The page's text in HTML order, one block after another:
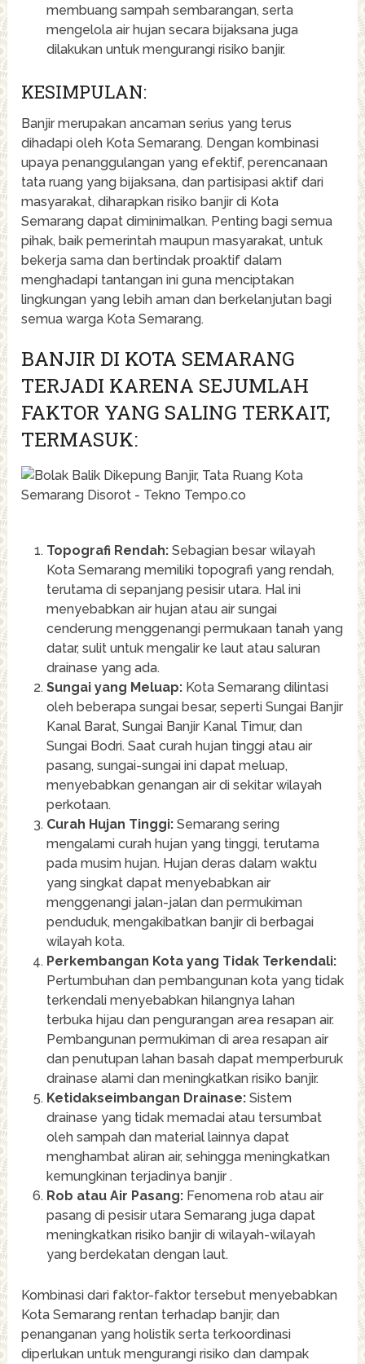
membuang sampah sembarangan, serta
mengelola air hujan secara bijaksana juga
dilakukan untuk mengurangi risiko banjir.
KESIMPULAN:
Banjir merupakan ancaman serius yang terus
dihadapi oleh Kota Semarang. Dengan kombinasi
upaya penanggulangan yang efektif, perencanaan
tata ruang yang bijaksana, dan partisipasi aktif dari
masyarakat, diharapkan risiko banjir di Kota
Semarang dapat diminimalkan. Penting bagi semua
pihak, baik pemerintah maupun masyarakat, untuk
bekerja sama dan bertindak proaktif dalam
menghadapi tantangan ini guna menciptakan
lingkungan yang lebih aman dan berkelanjutan bagi
semua warga Kota Semarang.
BANJIR DI KOTA SEMARANG
TERJADI KARENA SEJUMLAH
FAKTOR YANG SALING TERKAIT,
TERMASUK:
Topografi Rendah:Sebagian besar wilayah
Kota Semarang memiliki topografi yang rendah,
terutama di sepanjang pesisir utara. Hal ini
menyebabkan air hujan atau air sungai
cenderung menggenangi permukaan tanah yang
datar, sulit untuk mengalir ke laut atau saluran
drainase yang ada.
Sungai yang Meluap:Kota Semarang dilintasi
oleh beberapa sungai besar, seperti Sungai Banjir
Kanal Barat, Sungai Banjir Kanal Timur, dan
Sungai Bodri. Saat curah hujan tinggi atau air
pasang, sungai-sungai ini dapat meluap,
menyebabkan genangan air di sekitar wilayah
perkotaan.
Curah Hujan Tinggi:Semarang sering
mengalami curah hujan yang tinggi, terutama
pada musim hujan. Hujan deras dalam waktu
yang singkat dapat menyebabkan air
menggenangi jalan-jalan dan permukiman
penduduk, mengakibatkan banjir di berbagai
wilayah kota.
Perkembangan Kota yang Tidak Terkendali:
Pertumbuhan dan pembangunan kota yang tidak
terkendali menyebabkan hilangnya lahan
terbuka hijau dan pengurangan area resapan air.
Pembangunan permukiman di area resapan air
dan penutupan lahan basah dapat memperburuk
drainase alami dan meningkatkan risiko banjir.
Ketidakseimbangan Drainase:Sistem
drainase yang tidak memadai atau tersumbat
oleh sampah dan material lainnya dapat
menghambat aliran air, sehingga meningkatkan
kemungkinan terjadinya banjir .
Rob atau Air Pasang:Fenomena rob atau air
pasang di pesisir utara Semarang juga dapat
meningkatkan risiko banjir di wilayah-wilayah
yang berdekatan dengan laut.
Kombinasi dari faktor-faktor tersebut menyebabkan
Kota Semarang rentan terhadap banjir, dan
penanganan yang holistik serta terkoordinasi
diperlukan untuk mengurangi risiko dan dampak